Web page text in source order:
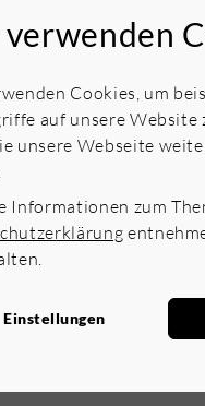
Bewertung
zum
Cookies, um
auf unsere Website
unsere Webseite
Informationen zum
Einstellungen